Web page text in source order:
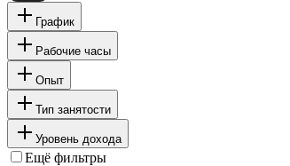
График
Рабочие часы
Опыт
Тип занятости
Уровень дохода
Ещё фильтры